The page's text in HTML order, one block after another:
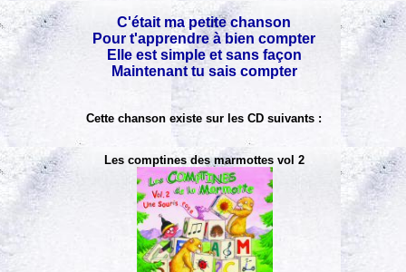
C'était ma petite chanson
Pour t'apprendre à bien compter
Elle est simple et sans façon
Maintenant tu sais compter
Cette chanson existe sur les CD suivants :
Les comptines des marmottes vol 2